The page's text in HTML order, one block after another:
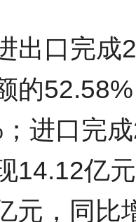
出口完成
的
进口完
14.12亿
元，同比